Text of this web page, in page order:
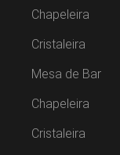
Chapeleira
Cristaleira
Mesa de Bar
Chapeleira
Cristaleira